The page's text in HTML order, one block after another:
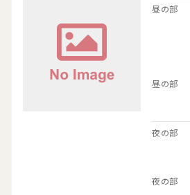
昼の部
昼の部
夜の部
夜の部